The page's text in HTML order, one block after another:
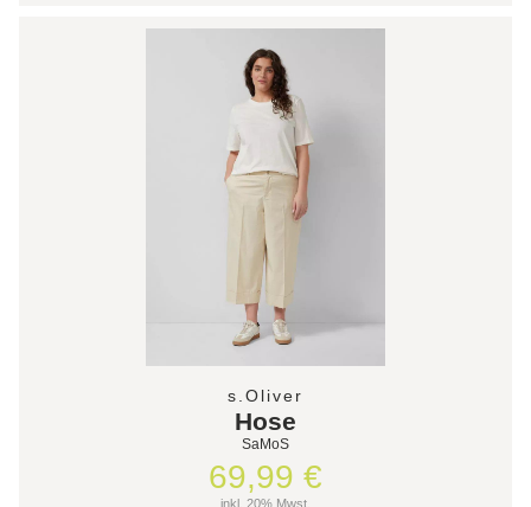
s.Oliver
Hose
SaMoS
69,99 €
inkl. 20% Mwst.